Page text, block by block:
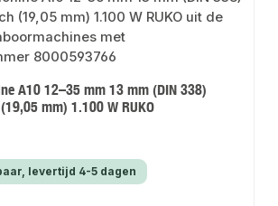
A10 12–35 mm 13 mm (DIN 338)
mm) 1.100 W RUKO
levertijd 4-5 dagen